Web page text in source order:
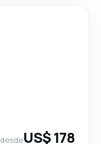
desdeUS$ 178